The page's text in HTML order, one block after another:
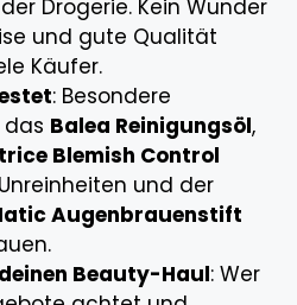
Drogerie. Kein Wunder
und gute Qualität
Käufer.
: Besondere
das Balea Reinigungsöl,
Blemish Control
und der
Augenbrauenstift
Beauty-Haul: Wer